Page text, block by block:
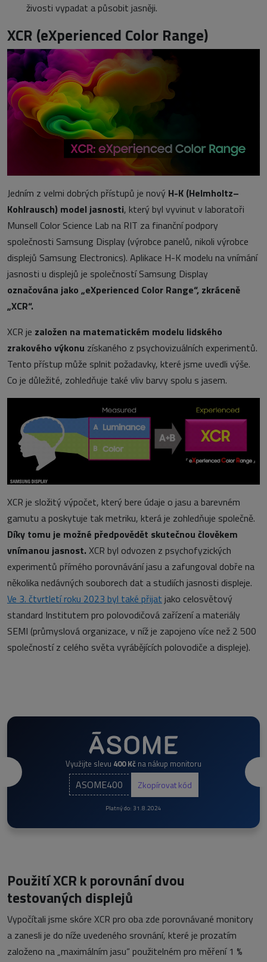
živosti vypadat a působit jasněji.
XCR (eXperienced Color Range)
Jedním z velmi dobrých přístupů je nový H-K (Helmholtz–
Kohlrausch) model jasnosti, který byl vyvinut v laboratoři
Munsell Color Science Lab na RIT za finanční podpory
společnosti Samsung Display (výrobce panelů, nikoli výrobce
displejů Samsung Electronics). Aplikace H-K modelu na vnímání
jasnosti u displejů je společností Samsung Display
označována jako „eXperienced Color Range“, zkráceně
„XCR“.
XCR je založen na matematickém modelu lidského
zrakového výkonu získaného z psychovizuálních experimentů.
Tento přístup může splnit požadavky, které jsme uvedli výše.
Co je důležité, zohledňuje také vliv barvy spolu s jasem.
XCR je složitý výpočet, který bere údaje o jasu a barevném
gamutu a poskytuje tak metriku, která je zohledňuje společně.
Díky tomu je možné předpovědět skutečnou člověkem
vnímanou jasnost. XCR byl odvozen z psychofyzických
experimentů přímého porovnávání jasu a zafungoval dobře na
několika nedávných souborech dat a studiích jasnosti displeje.
Ve 3. čtvrtletí roku 2023 byl také přijat jako celosvětový
standard Institutem pro polovodičová zařízení a materiály
SEMI (průmyslová organizace, v níž je zapojeno více než 2 500
společností z celého světa vyrábějících polovodiče a displeje).
Využijte slevu 400 Kč na nákup monitoru
ASOME400 Zkopírovat kód
Platný do: 31.8.2024
Použití XCR k porovnání dvou
testovaných displejů
Vypočítali jsme skóre XCR pro oba zde porovnávané monitory
a zanesli je do níže uvedeného srovnání, které je prozatím
založeno na „maximálním jasu“ použitelném pro měření 1 %